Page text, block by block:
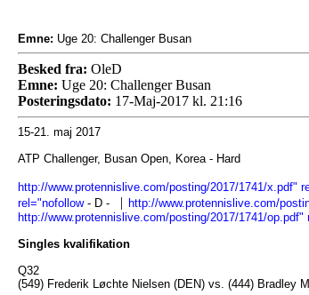
Emne: Uge 20: Challenger Busan
Besked fra: OleD
Emne: Uge 20: Challenger Busan
Posteringsdato: 17-Maj-2017 kl. 21:16
15-21. maj 2017
ATP Challenger, Busan Open, Korea - Hard
http://www.protennislive.com/posting/2017/1741/x.pdf"
rel="nofollow- D- | http://www.protennislive.com/
http://www.protennislive.com/posting/2017/1741/op.pdf"
Singles kvalifikation
Q32
(549) Frederik Løchte Nielsen (DEN) vs. (444) Bradley